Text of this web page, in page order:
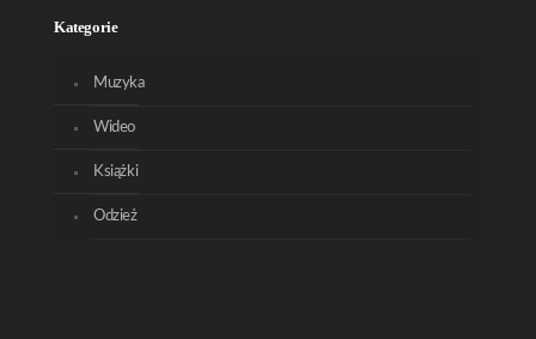
Kategorie
Muzyka
Wideo
Książki
Odzież